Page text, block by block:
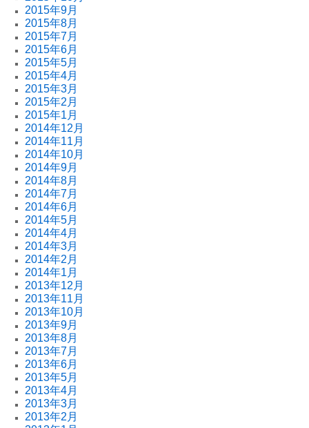
2015年9月
2015年8月
2015年7月
2015年6月
2015年5月
2015年4月
2015年3月
2015年2月
2015年1月
2014年12月
2014年11月
2014年10月
2014年9月
2014年8月
2014年7月
2014年6月
2014年5月
2014年4月
2014年3月
2014年2月
2014年1月
2013年12月
2013年11月
2013年10月
2013年9月
2013年8月
2013年7月
2013年6月
2013年5月
2013年4月
2013年3月
2013年2月